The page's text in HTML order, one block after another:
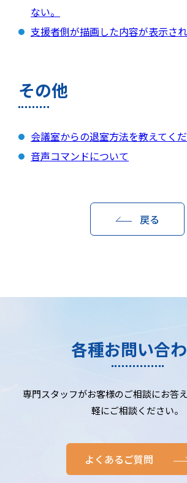
ない。
支援者側が描画した内容が表示され
その他
会議室からの退室方法を教えてくだ
音声コマンドについて
戻る
各種お問い合
専門スタッフがお客様のご相談にお答
軽にご相談ください。
よくあるご質問